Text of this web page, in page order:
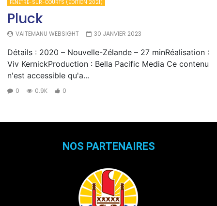
FENÊTRE-SUR-COURTS (ÉDITION 2021)
Pluck
VAITEMANU WEBSIGHT 30 JANVIER 2023
Détails : 2020 – Nouvelle-Zélande – 27 minRéalisation :
Viv KernickProduction : Bella Pacific Media Ce contenu
n'est accessible qu'a...
0 0.9K 0
NOS PARTENAIRES